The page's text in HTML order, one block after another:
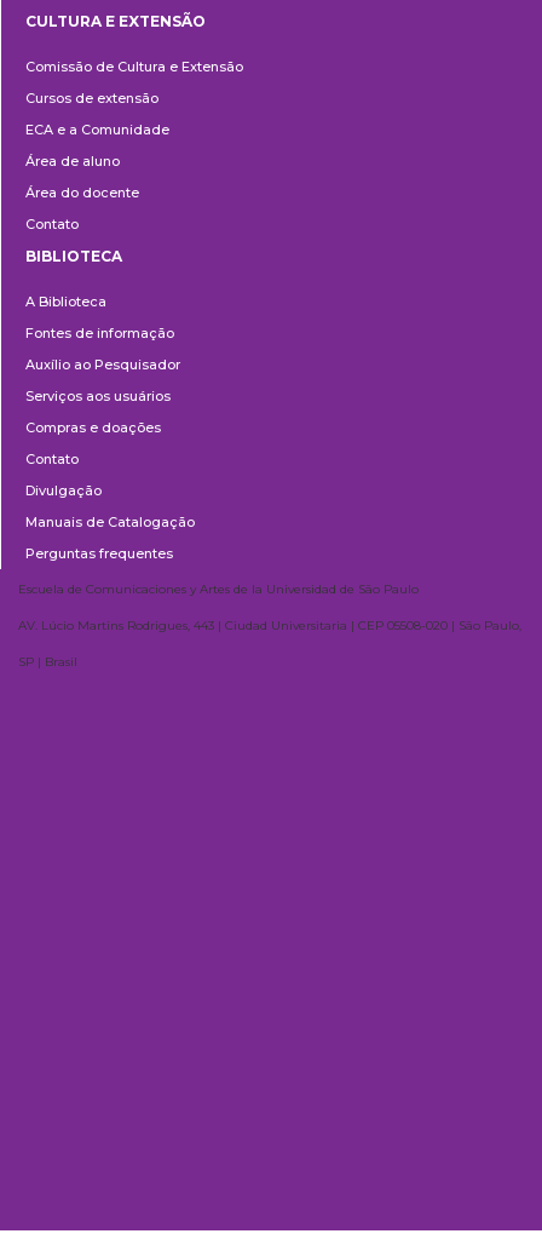
e
Extensão
CULTURA E EXTENSÃO
Comissão de Cultura e Extensão
Cursos de extensão
ECA e a Comunidade
Área de aluno
Área do docente
Contato
BIBLIOTECA
A Biblioteca
Fontes de informação
Auxílio ao Pesquisador
Serviços aos usuários
Compras e doações
Contato
Divulgação
Manuais de Catalogação
Perguntas frequentes
Escuela de Comunicaciones y Artes de la Universidad de São Paulo
AV. Lúcio Martins Rodrigues, 443 | Ciudad Universitaria | CEP 05508-020 | São Paulo,
SP | Brasil